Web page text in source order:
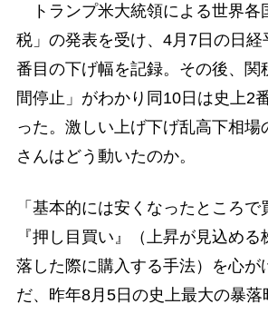
トランプ米大統領による世界各
税」の発表を受け、4月7日の日
番目の下げ幅を記録。その後、関
間停止」がわかり同10日は史上2
った。激しい上げ下げ乱高下相場
さんはどう動いたのか。
「基本的には安くなったところで
『押し目買い』（上昇が見込め
落した際に購入する手法）を心が
だ、昨年8月5日の史上最大の暴落